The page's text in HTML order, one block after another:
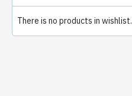
There is no products in wishlist.